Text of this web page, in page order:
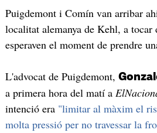
Puigdemont i Comín van arribar
localitat alemanya de Kehl, a
esperaven el moment de prendre
L'advocat de Puigdemont,
a primera hora del matí a
intenció era "limitar al màxim el
molta pressió per no travessar la